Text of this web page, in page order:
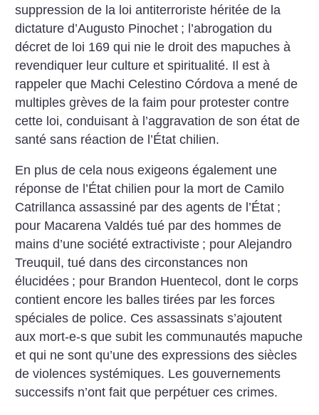
suppression de la loi antiterroriste héritée de la
dictature d’Augusto Pinochet ; l’abrogation du
décret de loi 169 qui nie le droit des mapuches à
revendiquer leur culture et spiritualité. Il est à
rappeler que Machi Celestino Córdova a mené de
multiples grèves de la faim pour protester contre
cette loi, conduisant à l’aggravation de son état de
santé sans réaction de l’État chilien.
En plus de cela nous exigeons également une
réponse de l’État chilien pour la mort de Camilo
Catrillanca assassiné par des agents de l’État ;
pour Macarena Valdés tué par des hommes de
mains d’une société extractiviste ; pour Alejandro
Treuquil, tué dans des circonstances non
élucidées ; pour Brandon Huentecol, dont le corps
contient encore les balles tirées par les forces
spéciales de police. Ces assassinats s’ajoutent
aux mort-e-s que subit les communautés mapuche
et qui ne sont qu’une des expressions des siècles
de violences systémiques. Les gouvernements
successifs n’ont fait que perpétuer ces crimes.